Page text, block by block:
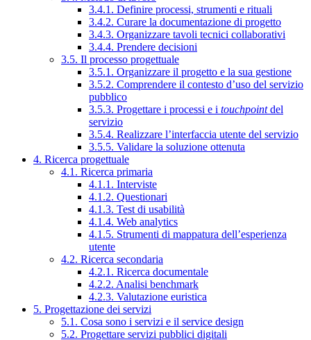
3.4.1. Definire processi, strumenti e rituali
3.4.2. Curare la documentazione di progetto
3.4.3. Organizzare tavoli tecnici collaborativi
3.4.4. Prendere decisioni
3.5. Il processo progettuale
3.5.1. Organizzare il progetto e la sua gestione
3.5.2. Comprendere il contesto d’uso del servizio
pubblico
3.5.3. Progettare i processi e i touchpointdel
servizio
3.5.4. Realizzare l’interfaccia utente del servizio
3.5.5. Validare la soluzione ottenuta
4. Ricerca progettuale
4.1. Ricerca primaria
4.1.1. Interviste
4.1.2. Questionari
4.1.3. Test di usabilità
4.1.4. Web analytics
4.1.5. Strumenti di mappatura dell’esperienza
utente
4.2. Ricerca secondaria
4.2.1. Ricerca documentale
4.2.2. Analisi benchmark
4.2.3. Valutazione euristica
5. Progettazione dei servizi
5.1. Cosa sono i servizi e il service design
5.2. Progettare servizi pubblici digitali